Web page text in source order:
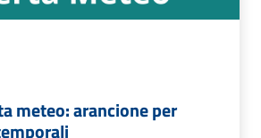
meteo: arancione per